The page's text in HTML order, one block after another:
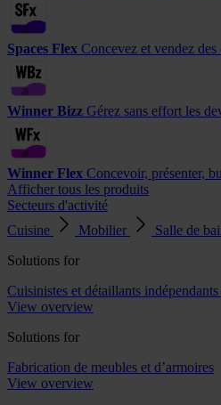
Spaces Flex Concevez et vendez
Winner Bizz Gérez sans effort les
Winner Flex Concevoir, présenter,
Afficher tous les produits
Secteurs d'activité
Cuisine
Mobilier Salle de
Solutions for
Cuisinistes et détaillants indépendants
View overview
Solutions for
Fabrication de meubles et d’armoires
View overview